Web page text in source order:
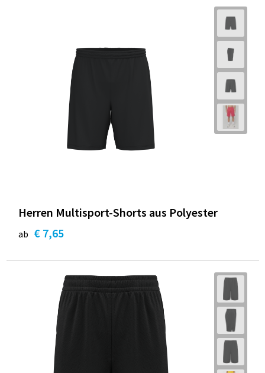
Herren Multisport-Shorts aus Polyester
ab € 7,65